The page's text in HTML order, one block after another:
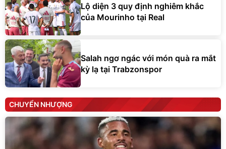
Lộ diện 3 quy định nghiêm khắc
của Mourinho tại Real
Salah ngơ ngác với món quà ra mắt
kỳ lạ tại Trabzonspor
CHUYỂN NHƯỢNG